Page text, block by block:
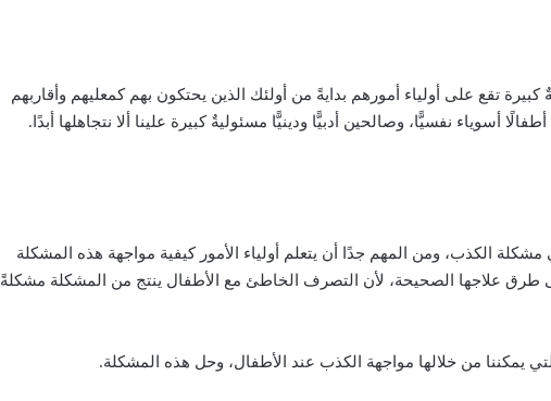
كبيرة تقع على أولياء أمورهم بدايةً من أولئك الذين يحتكون بهم كمعليهم وأقاربهم
أسوياء نفسيًّا، وصالحين أدبيًّا ودينيًّا مسئوليةٌ كبيرة علينا ألا نتجاهلها أبدًا.
الكذب، ومن المهم جدًا أن يتعلم أولياء الأمور كيفية مواجهة هذه المشكلة
طرق علاجها الصحيحة، لأن التصرف الخاطئ مع الأطفال ينتج من المشكلة مشكلةً
يمكننا من خلالها مواجهة الكذب عند الأطفال، وحل هذه المشكلة.